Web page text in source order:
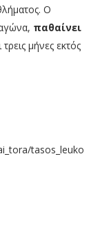
Ο
παθαίνει
τρεις μήνες εκτός
tasos_leuko